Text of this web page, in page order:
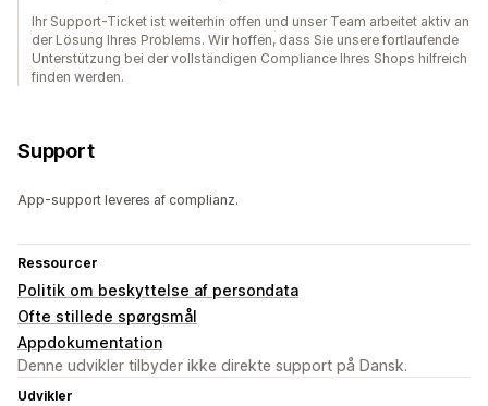
Ihr Support-Ticket ist weiterhin offen und unser Team arbeitet aktiv an
der Lösung Ihres Problems. Wir hoffen, dass Sie unsere fortlaufende
Unterstützung bei der vollständigen Compliance Ihres Shops hilfreich
finden werden.
Support
App-support leveres af complianz.
Ressourcer
Politik om beskyttelse af persondata
Ofte stillede spørgsmål
Appdokumentation
Denne udvikler tilbyder ikke direkte support på Dansk.
Udvikler